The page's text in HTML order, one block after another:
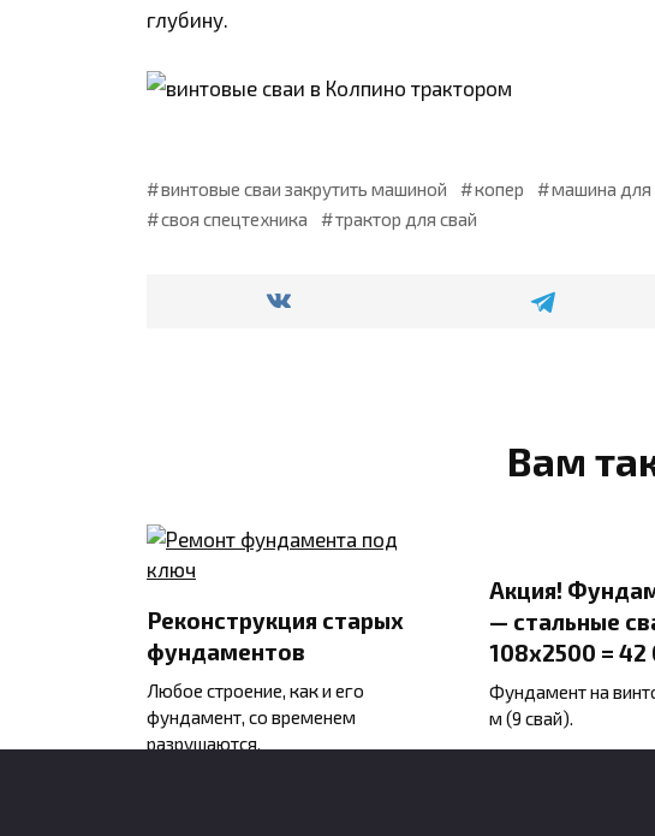
глубину.
винтовые сваи закрутить машиной копер машина для
своя спецтехника
трактор для свай
Вам
Реконструкция старых
фундаментов
Любое строение, как и его
фундамент, со временем
разрушаются.
Акция!
— стальные
108х2500 = 42
Фундамент на
м (9 свай).